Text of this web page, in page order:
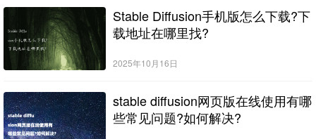
Stable Diffusion手机版怎么下载?下
载地址在哪里找?
2025年10月16日
stable diffusion网页版在线使用有哪
些常见问题?如何解决?